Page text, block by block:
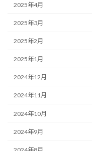
2025年4月
2025年3月
2025年2月
2025年1月
2024年12月
2024年11月
2024年10月
2024年9月